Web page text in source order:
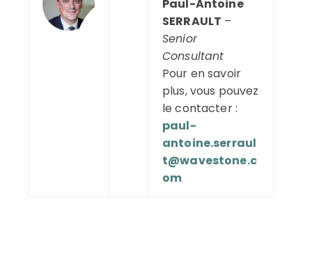
Paul-Antoine
SERRAULT –
Senior
Consultant
Pour en savoir
plus, vous pouvez
le contacter :
paul-
antoine.serraul
t@wavestone.c
om